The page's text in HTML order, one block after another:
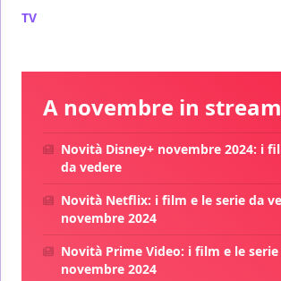
TV
A novembre in
Novità Disney+ novembre 2024: i
da vedere
Novità Netflix: i film e le serie da
novembre 2024
Novità Prime Video: i film e le serie
novembre 2024